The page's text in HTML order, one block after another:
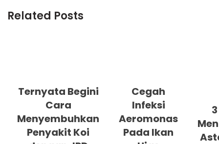
Related Posts
Ternyata Begini
Cara
Menyembuhkan
Penyakit Koi
Cegah
Infeksi
Aeromonas
Pada Ikan